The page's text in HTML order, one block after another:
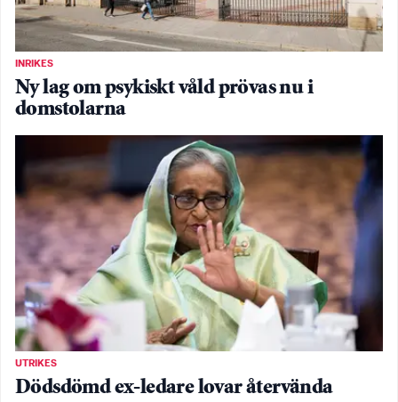
INRIKES
Ny lag om psykiskt våld prövas nu i
domstolarna
UTRIKES
Dödsdömd ex-ledare lovar återvända